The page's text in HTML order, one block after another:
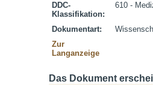
DDC-
Klassifikation:
610 -
Dokumentart:
Zur
Langanzeige
Das Dokument